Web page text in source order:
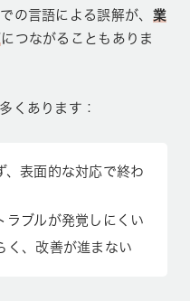
の言語による誤解が、 業
につながることもありま
くあります：
、表面的な対応で終わ
ラブルが発覚しにくい
く、改善が進まない